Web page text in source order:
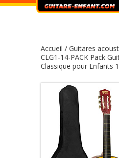
Accueil / Guitares
CLG1-14-PACK Pack
Classique pour Enfants